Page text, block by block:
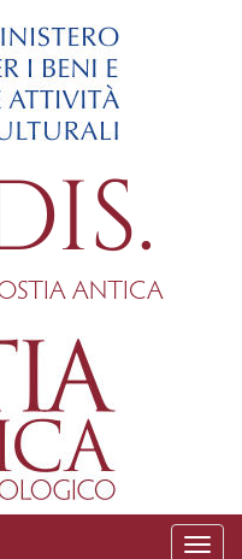
ANTICA